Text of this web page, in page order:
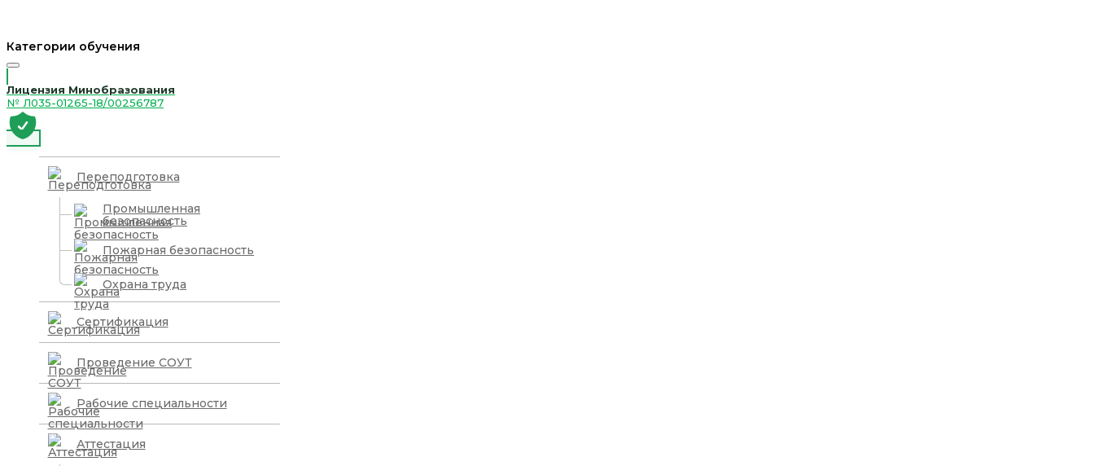
Категории обучения
Лицензия Минобразования
№ Л035-01265-18/00256787
Переподготовка
Промышленная
безопасность
Пожарная безопасность
Охрана труда
Сертификация
Проведение СОУТ
Рабочие специальности
Аттестация